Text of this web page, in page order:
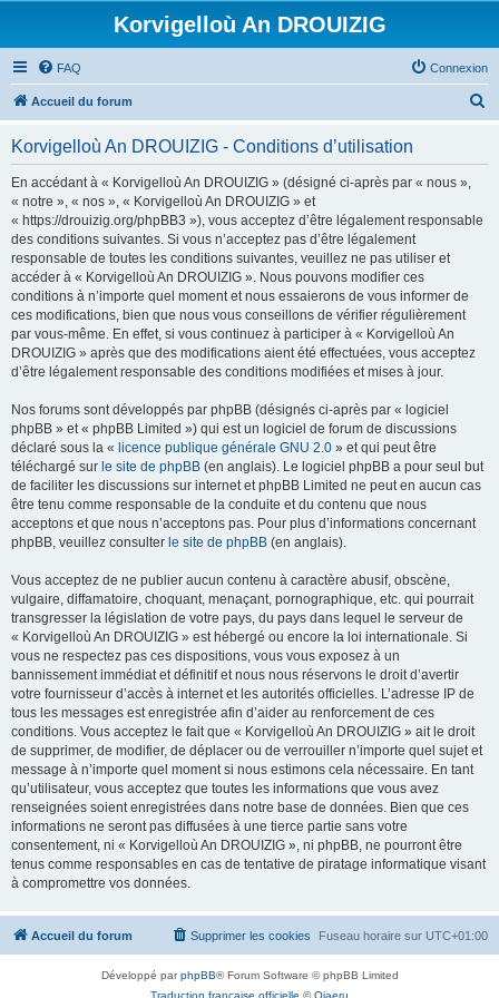
Korvigelloù An DROUIZIG
FAQ Connexion
Accueil du forum
Korvigelloù An DROUIZIG - Conditions d’utilisation
En accédant à « Korvigelloù An DROUIZIG » (désigné ci-après par « nous »,
« notre », « nos », « Korvigelloù An DROUIZIG » et
« https://drouizig.org/phpBB3 »), vous acceptez d’être légalement responsable
des conditions suivantes. Si vous n’acceptez pas d’être légalement
responsable de toutes les conditions suivantes, veuillez ne pas utiliser et
accéder à « Korvigelloù An DROUIZIG ». Nous pouvons modifier ces
conditions à n’importe quel moment et nous essaierons de vous informer de
ces modifications, bien que nous vous conseillons de vérifier régulièrement
par vous-même. En effet, si vous continuez à participer à « Korvigelloù An
DROUIZIG » après que des modifications aient été effectuées, vous acceptez
d’être légalement responsable des conditions modifiées et mises à jour.
Nos forums sont développés par phpBB (désignés ci-après par « logiciel
phpBB » et « phpBB Limited ») qui est un logiciel de forum de discussions
déclaré sous la « licence publique générale GNU 2.0 » et qui peut être
téléchargé sur le site de phpBB (en anglais). Le logiciel phpBB a pour seul but
de faciliter les discussions sur internet et phpBB Limited ne peut en aucun cas
être tenu comme responsable de la conduite et du contenu que nous
acceptons et que nous n’acceptons pas. Pour plus d’informations concernant
phpBB, veuillez consulter le site de phpBB (en anglais).
Vous acceptez de ne publier aucun contenu à caractère abusif, obscène,
vulgaire, diffamatoire, choquant, menaçant, pornographique, etc. qui pourrait
transgresser la législation de votre pays, du pays dans lequel le serveur de
« Korvigelloù An DROUIZIG » est hébergé ou encore la loi internationale. Si
vous ne respectez pas ces dispositions, vous vous exposez à un
bannissement immédiat et définitif et nous nous réservons le droit d’avertir
votre fournisseur d’accès à internet et les autorités officielles. L’adresse IP de
tous les messages est enregistrée afin d’aider au renforcement de ces
conditions. Vous acceptez le fait que « Korvigelloù An DROUIZIG » ait le droit
de supprimer, de modifier, de déplacer ou de verrouiller n’importe quel sujet et
message à n’importe quel moment si nous estimons cela nécessaire. En tant
qu’utilisateur, vous acceptez que toutes les informations que vous avez
renseignées soient enregistrées dans notre base de données. Bien que ces
informations ne seront pas diffusées à une tierce partie sans votre
consentement, ni « Korvigelloù An DROUIZIG », ni phpBB, ne pourront être
tenus comme responsables en cas de tentative de piratage informatique visant
à compromettre vos données.
Accueil du forum Fuseau horaire sur UTC+01:00
Supprimer les cookies
Développé parphpBB® Forum Software © phpBB Limited
Traduction française officielle ©Qiaeru